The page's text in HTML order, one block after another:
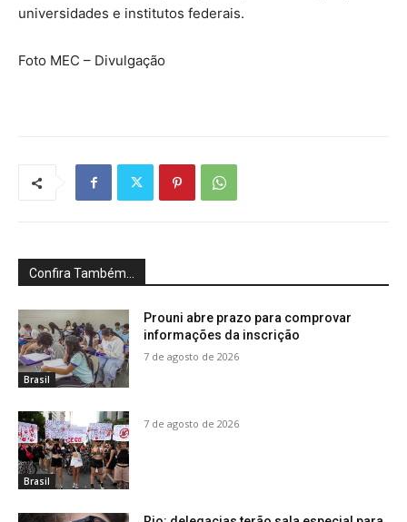
universidades e institutos federais.
Foto MEC – Divulgação
Confira Também...
Brasil
Prouni abre prazo para comprovar
informações da inscrição
7 de agosto de 2026
Brasil
7 de agosto de 2026